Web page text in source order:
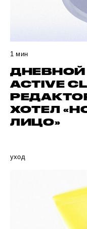
1 мин
ДНЕВНОЙ
ACTIVE
ХОТЕЛ
ЛИЦО»
уход